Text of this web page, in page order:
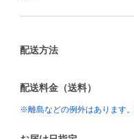
配送方法
配送料金（送料）
※離島などの例外はあります